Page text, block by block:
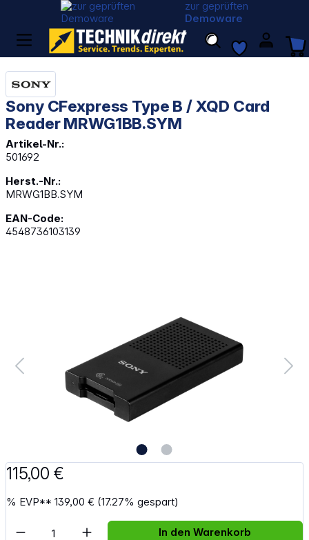
zur geprüften
Demoware
Sony CFexpress Type B / XQD Card
Reader MRWG1BB.SYM
Artikel-Nr.:
501692
Herst.-Nr.:
MRWG1BB.SYM
EAN-Code:
4548736103139
115,00 €
% EVP**139,00 € (17.27% gespart)
Artikel Anzahl: Gib den gewünschten
In den Warenkorb